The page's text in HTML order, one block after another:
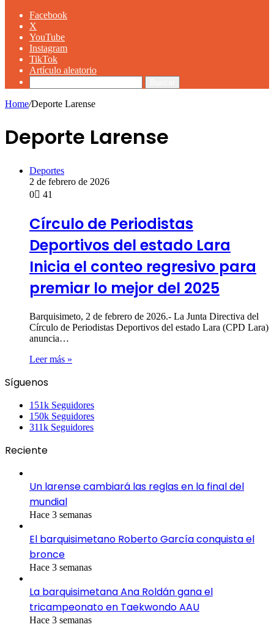
Facebook
X
YouTube
Instagram
TikTok
Artículo aleatorio
Home/Deporte Larense
Deporte Larense
Deportes
2 de febrero de 2026
0
41
Círculo de Periodistas
Deportivos del estado Lara
Inicia el conteo regresivo para
premiar lo mejor del 2025
Barquisimeto, 2 de febrero de 2026.- La Junta Directiva del
Círculo de Periodistas Deportivos del estado Lara (CPD Lara)
anuncia…
Leer más »
Síguenos
151k Seguidores
150k Seguidores
311k Seguidores
Reciente
Un larense cambiará las reglas en la final del
mundial
Hace 3 semanas
El barquisimetano Roberto García conquista el
bronce
Hace 3 semanas
La barquisimetana Ana Roldán gana el
tricampeonato en Taekwondo AAU
Hace 3 semanas